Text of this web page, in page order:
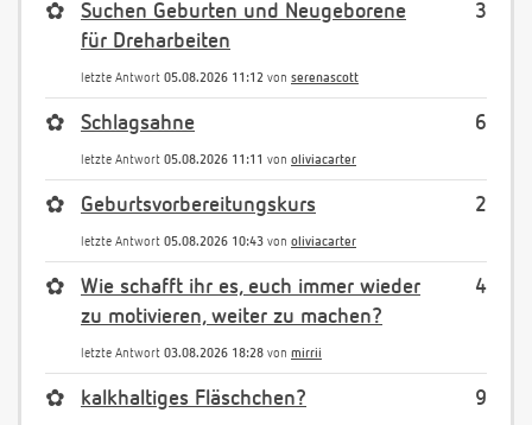
3
✿
Suchen Geburten und Neugeborene
für Dreharbeiten
letzte Antwort 05.08.2026 11:12 von serenascott
6
✿ Schlagsahne
letzte Antwort 05.08.2026 11:11 von oliviacarter
2
✿ Geburtsvorbereitungskurs
letzte Antwort 05.08.2026 10:43 von oliviacarter
4
✿
Wie schafft ihr es, euch immer wieder
zu motivieren, weiter zu machen?
letzte Antwort 03.08.2026 18:28 von mirrii
9
✿ kalkhaltiges Fläschchen?